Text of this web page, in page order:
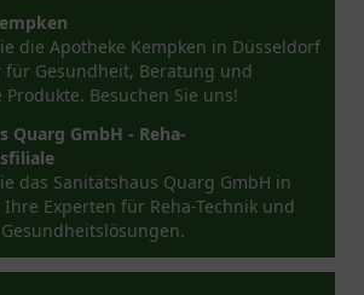
die Apotheke Kempken in Düsseldorf
Gesundheit, Beratung und
Besuchen Sie uns!
Quarg GmbH - Reha-
das Sanitätshaus Quarg GmbH in
Experten für Reha-Technik und